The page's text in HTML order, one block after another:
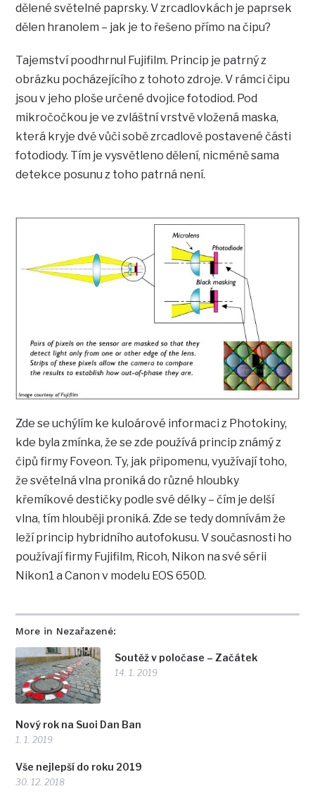
More in Nezařazené:
Soutěž v poločase – Začátek
14. 1. 2019
Nový rok na Suoi Dan Ban
1. 1. 2019
Vše nejlepší do roku 2019
30. 12. 2018
dělené světelné paprsky. V zrcadlovkách je paprsek
dělen hranolem – jak je to řešeno přímo na čipu?
Tajemství poodhrnul Fujifilm. Princip je patrný z
obrázku pocházejícího z tohoto zdroje. V rámci čipu
jsou v jeho ploše určené dvojice fotodiod. Pod
mikročočkou je ve zvláštní vrstvě vložená maska,
která kryje dvě vůči sobě zrcadlově postavené části
fotodiody. Tím je vysvětleno dělení, nicméně sama
detekce posunu z toho patrná není.
Zde se uchýlím ke kuloárové informaci z Photokiny,
kde byla zmínka, že se zde používá princip známý z
čipů firmy Foveon. Ty, jak připomenu, využívají toho,
že světelná vlna proniká do různé hloubky
křemíkové destičky podle své délky – čím je delší
vlna, tím hlouběji proniká. Zde se tedy domnívám že
leží princip hybridního autofokusu. V současnosti ho
používají firmy Fujifilm, Ricoh, Nikon na své sérii
Nikon1 a Canon v modelu EOS 650D.